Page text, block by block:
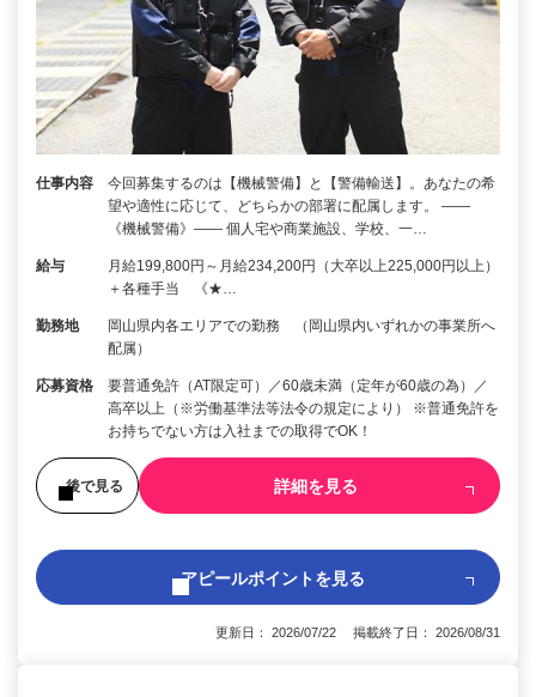
仕事内容
今回募集するのは【機械警備】と【警備輸送】。あなたの希
望や適性に応じて、どちらかの部署に配属します。 ――
《機械警備》―― 個人宅や商業施設、学校、一…
給与
月給199,800円～月給234,200円（大卒以上225,000円以上）
＋各種手当 《★…
勤務地
岡山県内各エリアでの勤務 （岡山県内いずれかの事業所へ
配属）
応募資格
要普通免許（AT限定可）／60歳未満（定年が60歳の為）／
高卒以上（※労働基準法等法令の規定により） ※普通免許を
お持ちでない方は入社までの取得でOK！
後で見る 詳細を見る
アピールポイントを見る
更新日： 2026/07/22 掲載終了日： 2026/08/31